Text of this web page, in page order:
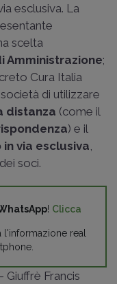
esclusiva. La
scelta
Amministrazione;
Cura Italia
di utilizzare
distanza (come il
) e il
via esclusiva
soci.
! Clicca
l'informazione real
Francis